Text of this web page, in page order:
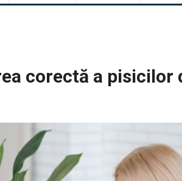
corectă a pisicilor